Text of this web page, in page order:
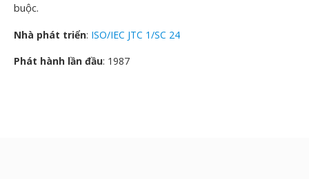
buộc.
Nhà phát triển: ISO/IEC JTC 1/SC 24
Phát hành lần đầu: 1987